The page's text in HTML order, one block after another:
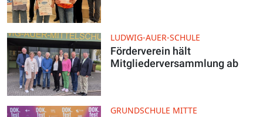
LUDWIG-AUER-SCHULE
Förderverein hält
Mitgliederversammlung ab
GRUNDSCHULE MITTE